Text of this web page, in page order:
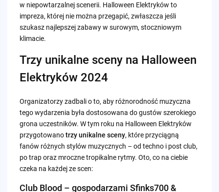
w niepowtarzalnej scenerii. Halloween Elektryków to
impreza, której nie można przegapić, zwłaszcza jeśli
szukasz najlepszej zabawy w surowym, stoczniowym
klimacie.
Trzy unikalne sceny na Halloween
Elektryków 2024
Organizatorzy zadbali o to, aby różnorodność muzyczna
tego wydarzenia była dostosowana do gustów szerokiego
grona uczestników. W tym roku na Halloween Elektryków
przygotowanotrzy unikalne sceny, które przyciągną
fanów różnych stylów muzycznych – od techno i post club,
po trap oraz mroczne tropikalne rytmy. Oto, co na ciebie
czeka na każdej ze scen:
Club Blood – gospodarzami Sfinks700 &